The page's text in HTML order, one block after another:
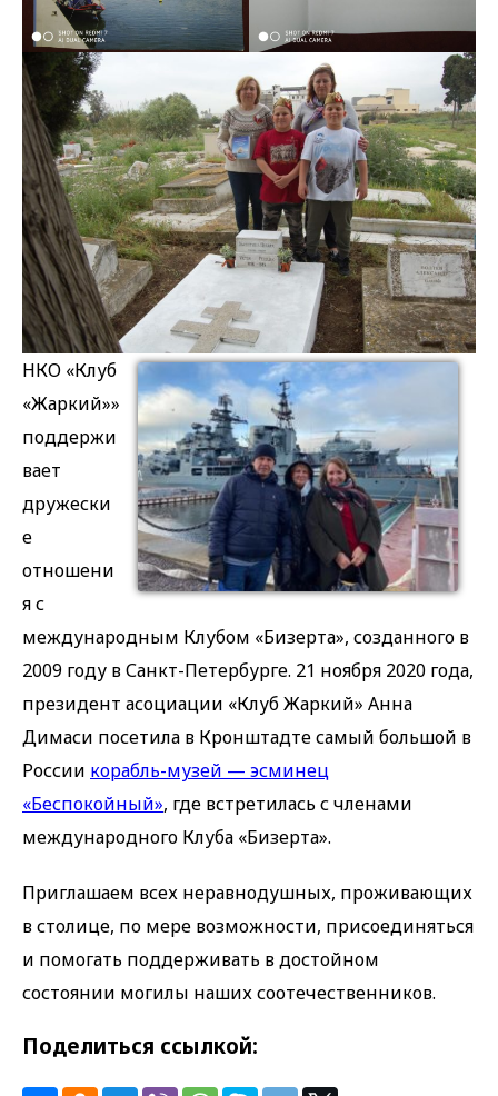
НКО «Клуб
«Жаркий»»
поддержи
вает
дружески
е
отношени
я с
международным Клубом «Бизерта», созданного в
2009 году в Санкт-Петербурге. 21 ноября 2020 года,
президент асоциации «Клуб Жаркий» Анна
Димаси посетила в Кронштадте самый большой в
России корабль-музей — эсминец
«Беспокойный», где встретилась с членами
международного Клуба «Бизерта».
Приглашаем всех неравнодушных, проживающих
в столице, по мере возможности, присоединяться
и помогать поддерживать в достойном
состоянии могилы наших соотечественников.
Поделиться ссылкой: